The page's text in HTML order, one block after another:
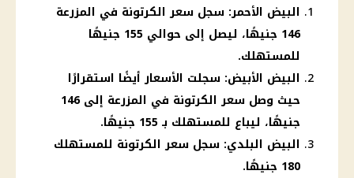
البيض الأحمر: سجل سعر الكرتونة في المزرعة
146 جنيهًا، ليصل إلى حوالي 155 جنيهًا
للمستهلك.
البيض الأبيض: سجلت الأسعار أيضًا استقرارًا
حيث وصل سعر الكرتونة في المزرعة إلى 146
جنيهًا، ليباع للمستهلك بـ 155 جنيهًا.
البيض البلدي: سجل سعر الكرتونة للمستهلك
180 جنيهًا.